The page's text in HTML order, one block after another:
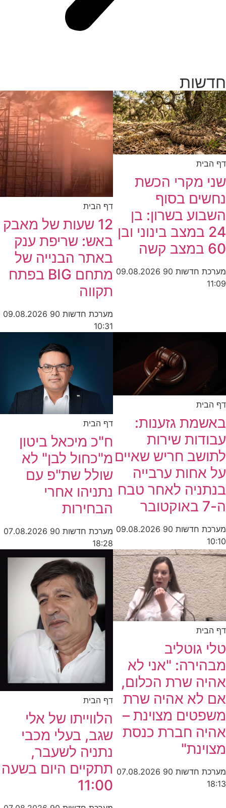
חדשות
דף הבית
שני מקרי הכשת
נחשים בסוף
השבוע בשרון: בן
24 במצב בינוני ובן
60 במצב קשה
מערכת חדשות 90
09.08.2026
11:09
דף הבית
12 שעות של מאבק
באש: שריפת ענק
באתר הבנייה של
מתחם BIG בפתח
תקווה
מערכת חדשות 90
09.08.2026
10:31
דף הבית
באשמת גזענות:
עבודות שירות
לתושב חריש שאיים
על אחות ערבייה
בנתניה לאחר טבח
ה-7 באוקטובר
מערכת חדשות 90
09.08.2026
10:10
דף הבית
ח"כ מיכאל ביטון
מ"כחול לבן" לא
שולל שת"פ עם
נתניהו אחרי
הבחירות
מערכת חדשות 90
07.08.2026
18:28
דף הבית
טלי גוטליב
מבהירה: "אני לא
אהיה שרת הכלום,
אם לא אהיה שרת
משפטים מצוינת –
אהיה חברת כנסת
מצוינת"
מערכת חדשות 90
07.08.2026
18:13
דף הבית
הלווייתו של אלי
שגב, בעלי מכבי
נתניה לשעבר,
תתקיים היום בשעה
11:00